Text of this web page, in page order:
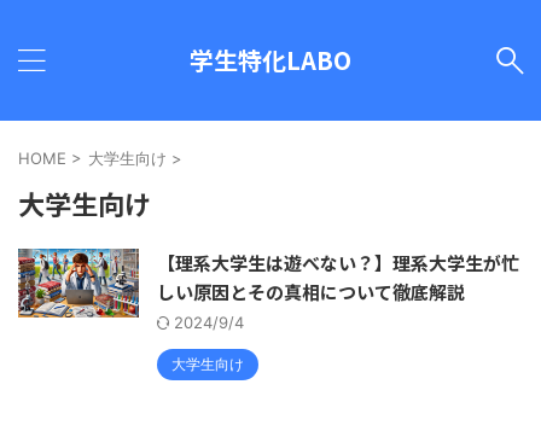
学生特化LABO
HOME > 大学生向け >
大学生向け
【理系大学生は遊べない？】理系大学生が忙
しい原因とその真相について徹底解説
2024/9/4
大学生向け